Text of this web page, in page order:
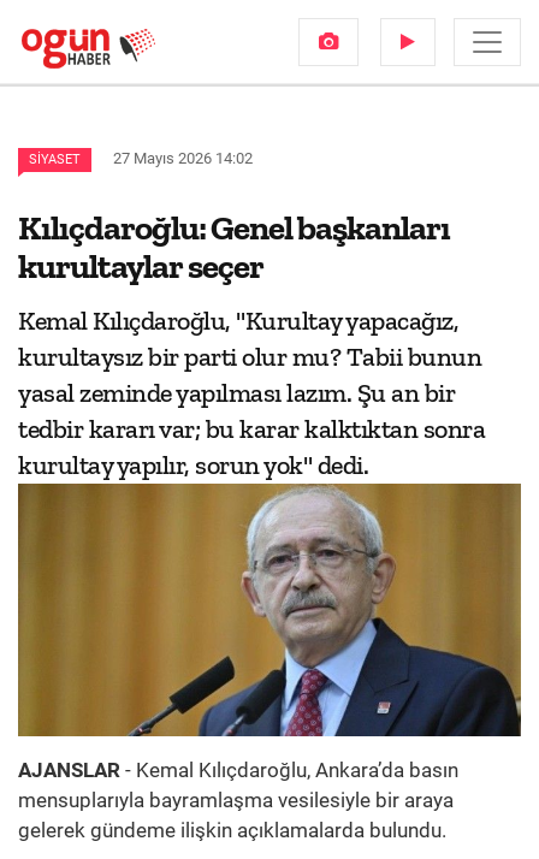
SIYASET 27 Mayıs 2026 14:02
Kılıçdaroğlu: Genel başkanları
kurultaylar seçer
Kemal Kılıçdaroğlu, "Kurultay yapacağız,
kurultaysız bir parti olur mu? Tabii bunun
yasal zeminde yapılması lazım. Şu an bir
tedbir kararı var; bu karar kalktıktan sonra
kurultay yapılır, sorun yok" dedi.
AJANSLAR - Kemal Kılıçdaroğlu, Ankara’da basın
mensuplarıyla bayramlaşma vesilesiyle bir araya
gelerek gündeme ilişkin açıklamalarda bulundu.